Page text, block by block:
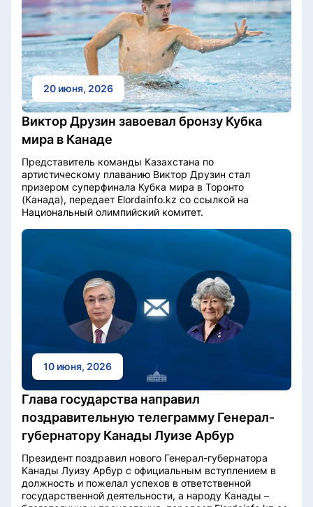
20 июня, 2026
Виктор Друзин завоевал бронзу Кубка
мира в Канаде
Представитель команды Казахстана по
артистическому плаванию Виктор Друзин стал
призером суперфинала Кубка мира в Торонто
(Канада), передает Elordainfo.kz со ссылкой на
Национальный олимпийский комитет.
10 июня, 2026
Глава государства направил
поздравительную телеграмму Генерал-
губернатору Канады Луизе Арбур
Президент поздравил нового Генерал-губернатора
Канады Луизу Арбур с официальным вступлением в
должность и пожелал успехов в ответственной
государственной деятельности, а народу Канады –